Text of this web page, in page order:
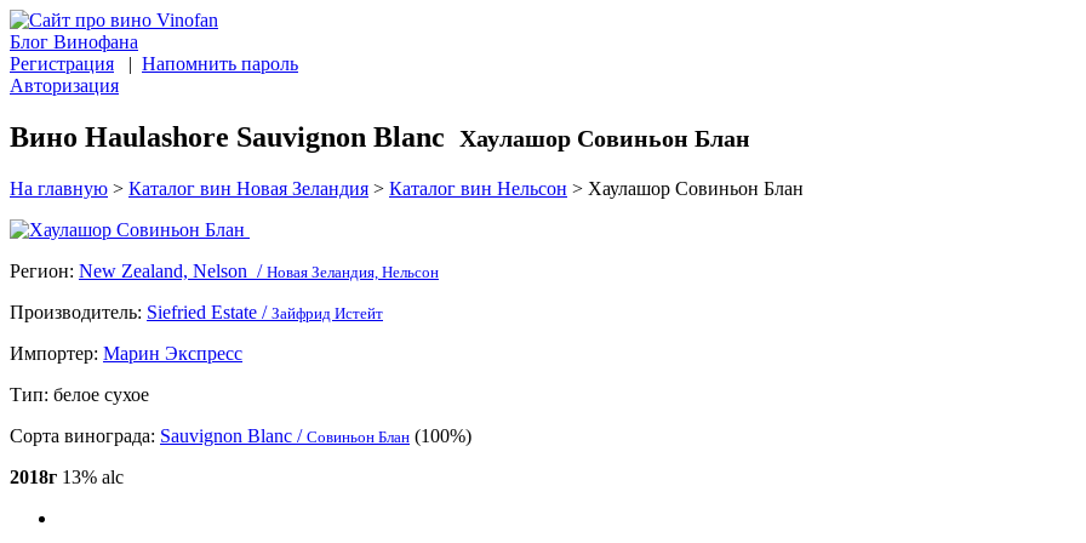
Блог Винофана
Регистрация | Напомнить пароль
Авторизация
Вино Haulashore Sauvignon Blanc Хаулашор Совиньон Блан
На главную > Каталог вин Новая Зеландия > Каталог вин Нельсон > Хаулашор Совиньон Блан
Регион: New Zealand, Nelson / Новая Зеландия, Нельсон
Производитель: Siefried Estate / Зайфрид Истейт
Импортер: Марин Экспресс
Тип: белое сухое
Сорта винограда: Sauvignon Blanc / Совиньон Блан (100%)
2018г 13% alc